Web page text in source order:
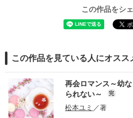
この作品をシ
この作品を見ている人にオスス
再会ロマンス～幼
られない～
完
松本ユミ ／著